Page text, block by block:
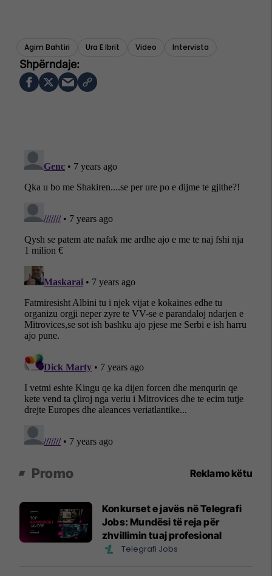
Agim Bahtiri Ura E Ibrit Video Intervista
Promo Reklamo këtu
Konkurset e javës në Telegrafi
Jobs: Mundësi të reja për
zhvillimin tuaj profesional
Telegrafi Jobs